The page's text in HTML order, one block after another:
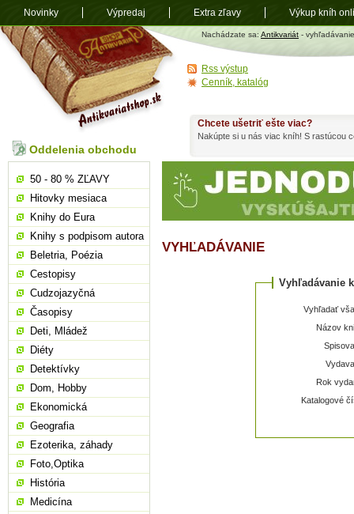
Antikvariát
shop.sk
Nachádzate sa: Antikvariát - vyhľadávanie
VYHĽADÁVANIE
Vyhľadávanie
Vyhľadať
Názov
Rok
Katalogové
Chcete ušetriť ešte viac?
Nakúpte si u nás viac kníh! S rastúcou
Oddelenia obchodu
50 - 80 % ZĽAVY
Hitovky mesiaca
Knihy do Eura
Knihy s podpisom autora
Beletria, Poézia
Cestopisy
Cudzojazyčná
Časopisy
Deti, Mládež
Diéty
Detektívky
Dom, Hobby
Ekonomická
Geografia
Ezoterika, záhady
Foto,Optika
História
Medicína
Rss výstup
Cenník, katalóg
Novinky Výpredaj Extra zľavy Výkup kníh